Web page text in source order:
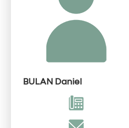
BULAN Daniel